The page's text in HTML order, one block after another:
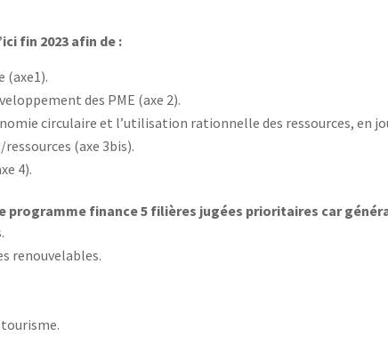
fin 2023 afin de :
(axe1).
des PME (axe 2).
circulaire et l’utilisation rationnelle des ressources, en
(axe 3bis).
4).
programme finance 5 filières jugées prioritaires car
renouvelables.